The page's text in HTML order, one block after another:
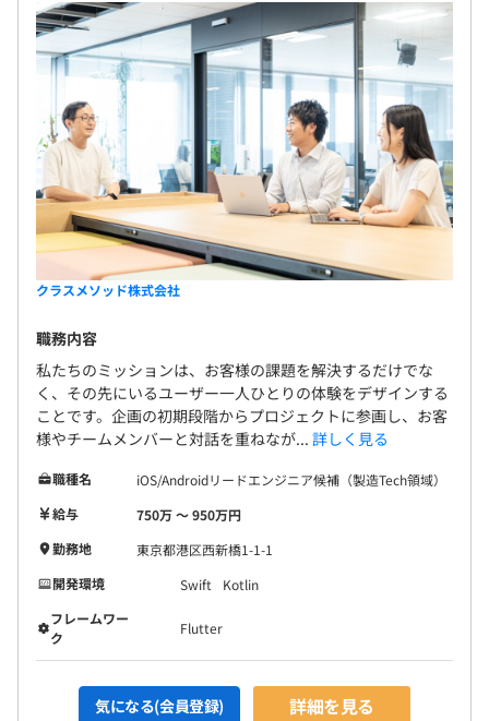
クラスメソッド株式会社
職務内容
私たちのミッションは、お客様の課題を解決するだけでな
く、その先にいるユーザー一人ひとりの体験をデザインする
ことです。企画の初期段階からプロジェクトに参画し、お客
様やチームメンバーと対話を重ねなが... 詳しく見る
職種名
iOS/Androidリードエンジニア候補（製造Tech領域）
給与
750万 〜 950万円
勤務地
東京都港区西新橋1-1-1
開発環境
Swift
Kotlin
フレームワー
ク
Flutter
気になる(会員登録) 詳細を見る